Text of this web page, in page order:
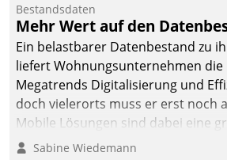
Datatrain. Die meravis
Wohnungsbau- und
Immobilien GmbH hat
sich dabei für den Betrieb
der Lösung über die SAP
Cloud Platform
entschieden - als erstes
Unternehmen am
Bestandsdaten
Mehr Wert auf den
Ein belastbarer Datenbestand zu
liefert Wohnungsunternehmen
Megatrends Digitalisierung und
doch vielerorts muss er erst noch
Mobile Lösungen sind dabei eine
Sabine Wiedemann